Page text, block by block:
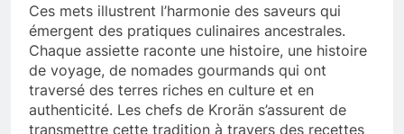
Ces mets illustrent l’harmonie des saveurs qui
émergent des pratiques culinaires ancestrales.
Chaque assiette raconte une histoire, une histoire
de voyage, de nomades gourmands qui ont
traversé des terres riches en culture et en
authenticité. Les chefs de Krorän s’assurent de
transmettre cette tradition à travers des recettes